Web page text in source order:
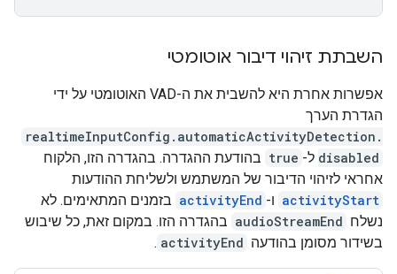
השבתת זיהוי דיבור אוטומטי
אפשרות אחרת היא להשבית את ה-VAD האוטומטי על ידי
הגדרת הערך
realtimeInputConfig.automaticActivityDetection.
disabled ל- true בהודעת ההגדרה. בהגדרה הזו, הלקוח
אחראי לזיהוי הדיבור של המשתמש ולשליחת ההודעות
activityStart ו- activityEnd בזמנים המתאימים. לא
נשלח audioStreamEnd בהגדרה הזו. במקום זאת, כל שיבוש
בשידור מסומן בהודעה activityEnd
.